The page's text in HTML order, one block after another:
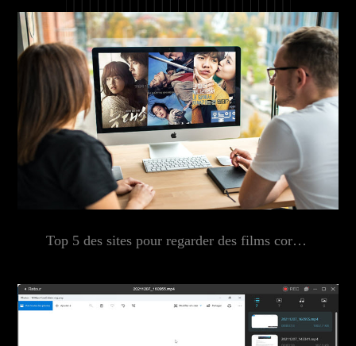
Top 5 des sites pour regarder des films coréen